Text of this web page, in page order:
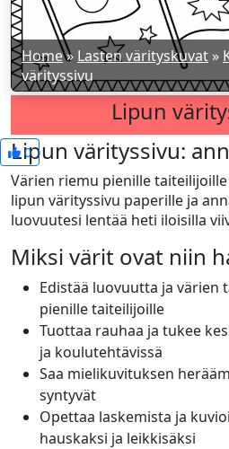
Home» Lasten värityskuvat »
värityssivu
Lipun
0
Lipun värityssivu:
Värien riemu pienille taiteilijoille
lipun värityssivu paperille ja
luovuutesi lentää heti iloisilla
Miksi värit ovat niin
Edistää luovuutta ja värien
pienille taiteilijoille
Tuottaa rauhaa ja tukee
ja koulutehtävissä
Saa mielikuvituksen
syntyvät
Opettaa laskemista ja
hauskaksi ja leikkisäksi